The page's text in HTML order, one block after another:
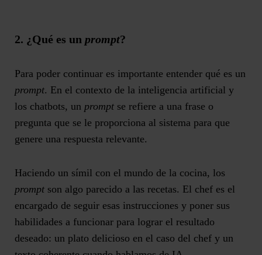
2. ¿Qué es un prompt?
Para poder continuar es importante entender qué es un
prompt. En el contexto de la inteligencia artificial y
los chatbots, un prompt se refiere a una frase o
pregunta que se le proporciona al sistema para que
genere una respuesta relevante.
Haciendo un símil con el mundo de la cocina, los
prompt son algo parecido a las recetas. El chef es el
encargado de seguir esas instrucciones y poner sus
habilidades a funcionar para lograr el resultado
deseado: un plato delicioso en el caso del chef y un